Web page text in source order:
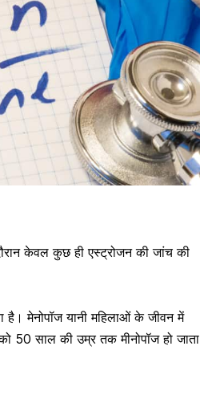
केवल कुछ ही एस्ट्रोजन की जांच की
है। मेनोपॉज यानी महिलाओं के जीवन में
50 साल की उम्र तक मीनोपॉज हो जाता